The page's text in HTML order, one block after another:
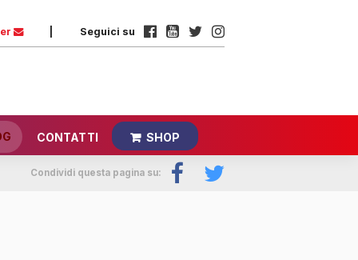
Seguici su
CONTATTI SHOP
Condividi questa pagina su: